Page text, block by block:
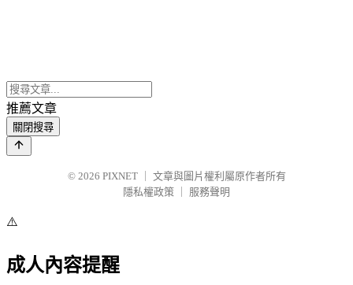
推薦文章
關閉搜尋
© 2026 PIXNET
文章與圖片權利屬原作者所有
隱私權政策
服務聲明
⚠️
成人內容提醒